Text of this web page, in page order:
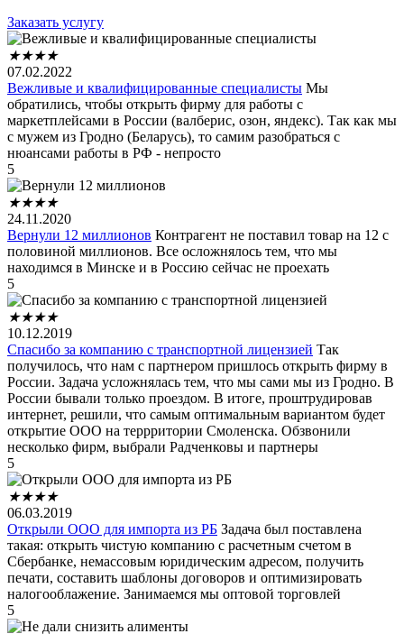
Заказать услугу
★★★★
07.02.2022
Вежливые и квалифицированные специалисты Мы
обратились, чтобы открыть фирму для работы с
маркетплейсами в России (валберис, озон, яндекс). Так как мы
с мужем из Гродно (Беларусь), то самим разобраться с
нюансами работы в РФ - непросто
5
★★★★
24.11.2020
Вернули 12 миллионов Контрагент не поставил товар на 12 с
половиной миллионов. Все осложнялось тем, что мы
находимся в Минске и в Россию сейчас не проехать
5
★★★★
10.12.2019
Спасибо за компанию с транспортной лицензией Так
получилось, что нам с партнером пришлось открыть фирму в
России. Задача усложнялась тем, что мы сами мы из Гродно. В
России бывали только проездом. В итоге, проштрудировав
интернет, решили, что самым оптимальным вариантом будет
открытие ООО на террритории Смоленска. Обзвонили
несколько фирм, выбрали Радченковы и партнеры
5
★★★★
06.03.2019
Открыли ООО для импорта из РБ Задача был поставлена
такая: открыть чистую компанию с расчетным счетом в
Сбербанке, немассовым юридическим адресом, получить
печати, составить шаблоны договоров и оптимизировать
налогооблажение. Занимаемся мы оптовой торговлей
5